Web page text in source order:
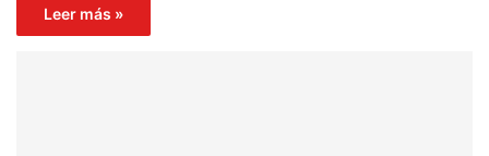
Leer más »